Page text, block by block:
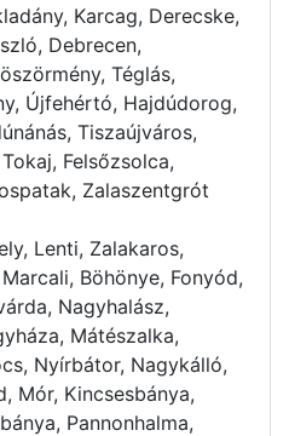
Karcag, Derecske,
Debrecen,
Téglás,
Újfehértó, Hajdúdorog,
Tiszaújváros,
Felsőzsolca,
Zalaszentgrót
Lenti, Zalakaros,
Böhönye, Fonyód,
Nagyhalász,
Mátészalka,
Nyírbátor, Nagykálló,
Mór, Kincsesbánya,
Pannonhalma,